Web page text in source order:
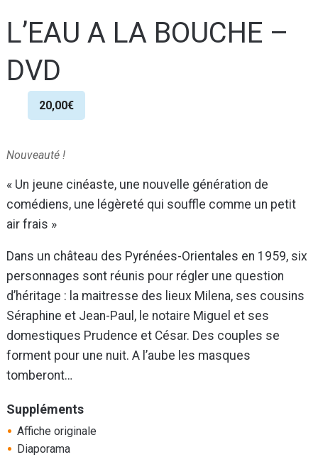
L’EAU A LA BOUCHE –
DVD
20,00€
Nouveauté !
« Un jeune cinéaste, une nouvelle génération de
comédiens, une légèreté qui souffle comme un petit
air frais »
Dans un château des Pyrénées-Orientales en 1959, six
personnages sont réunis pour régler une question
d’héritage : la maitresse des lieux Milena, ses cousins
Séraphine et Jean-Paul, le notaire Miguel et ses
domestiques Prudence et César. Des couples se
forment pour une nuit. A l’aube les masques
tomberont…
Suppléments
Affiche originale
Diaporama